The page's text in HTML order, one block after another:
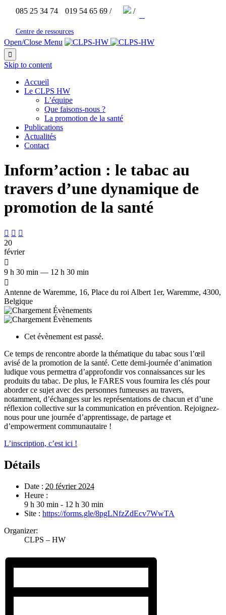
085 25 34 74 019 54 65 69 / /
Centre de ressources
Open/Close Menu

Skip to content
Accueil
Le CLPS HW
L’équipe
Que faisons-nous ?
La promotion de la santé
Publications
Actualités
Contact
Inform’action : le tabac au
travers d’une dynamique de
promotion de la santé
  
20
février

9 h 30 min — 12 h 30 min

Antenne de Waremme, 16, Place du roi Albert 1er, Waremme, 4300,
Belgique
Cet évènement est passé.
Ce temps de rencontre aborde la thématique du tabac sous l’œil
avisé de la promotion de la santé. Cette demi-journée d’animation
ludique vous permettra d’approfondir vos connaissances sur les
produits du tabac. De plus, le FARES vous fournira les clés pour
aborder ce sujet avec des personnes fumeuses au travers,
notamment, d’échanges sur les représentations de chacun et d’une
réflexion collective sur la communication en prévention. Rejoignez-
nous pour une journée d’apprentissage, de partage et
d’empowerment communautaire !
L’inscription, c’est ici !
Détails
Date : 20 février 2024
Heure :
9 h 30 min - 12 h 30 min
Site : https://forms.gle/8pgLNfzZdEcv7WwTA
Organizer:
CLPS – HW